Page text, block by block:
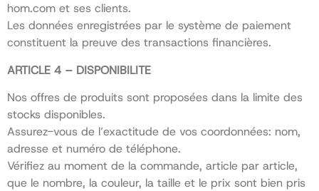
hom.com et ses clients.
Les données enregistrées par le système de paiement
constituent la preuve des transactions financières.
ARTICLE 4 – DISPONIBILITE
Nos offres de produits sont proposées dans la limite des
stocks disponibles.
Assurez-vous de l’exactitude de vos coordonnées: nom,
adresse et numéro de téléphone.
Vérifiez au moment de la commande, article par article,
que le nombre, la couleur, la taille et le prix sont bien pris